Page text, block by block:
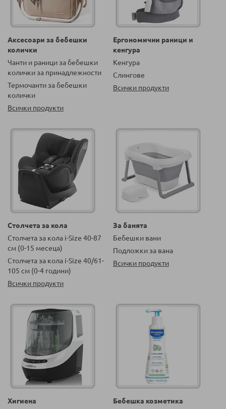
Аксесоари за бебешки
колички
Чанти и раници за бебешки
колички за принадлежности
Термочанти за бебешки
колички
Всички продукти
Ергономични раници и
кенгура
Кенгура
Слингове
Всички продукти
Столчета за кола
Столчета за кола i-Size 40-87
см (0-15 месеца)
Столчета за кола i-Size 40/61-
105 см (0-4 години)
Всички продукти
За банята
Бебешки вани
Подложки за вана
Всички продукти
Хигиена
Бебешка козметика